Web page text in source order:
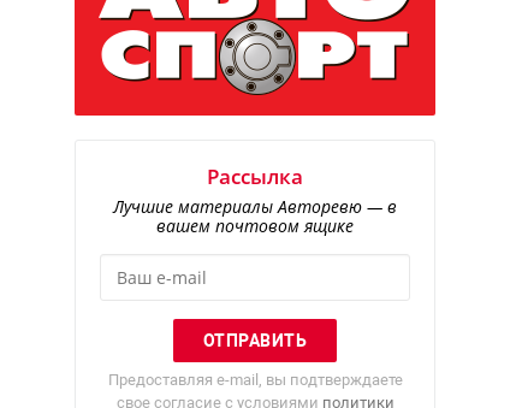
Рассылка
Лучшие материалы Авторевю — в
вашем почтовом ящике
Предоставляя e-mail, вы подтверждаете
свое согласие с условиями политики